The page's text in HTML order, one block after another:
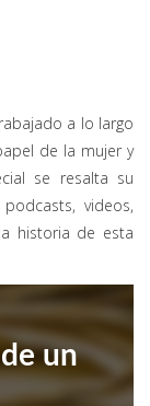
a lo largo
de la mujer y
se resalta su
videos,
historia de esta
un